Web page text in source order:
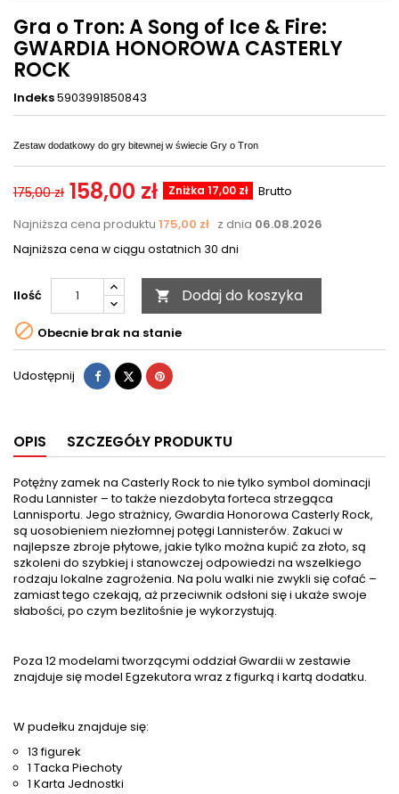
Gra o Tron: A Song of Ice & Fire:
GWARDIA HONOROWA CASTERLY
ROCK
Indeks5903991850843
Zestaw dodatkowy do gry bitewnej w świecie Gry o Tron
175,00 zł 158,00 zł Zniżka 17,00 zł
Brutto
Najniższa cena produktu 175,00 zł z dnia 06.08.2026
Najniższa cena w ciągu ostatnich 30 dni
Ilość  Dodaj do koszyka
 Obecnie brak na stanie
Udostępnij Udostępnij
TweetujPinterest
OPIS SZCZEGÓŁY PRODUKTU
Potężny zamek na Casterly Rock to nie tylko symbol dominacji
Rodu Lannister – to także niezdobyta forteca strzegąca
Lannisportu. Jego strażnicy, Gwardia Honorowa Casterly Rock,
są uosobieniem niezłomnej potęgi Lannisterów. Zakuci w
najlepsze zbroje płytowe, jakie tylko można kupić za złoto, są
szkoleni do szybkiej i stanowczej odpowiedzi na wszelkiego
rodzaju lokalne zagrożenia. Na polu walki nie zwykli się cofać –
zamiast tego czekają, aż przeciwnik odsłoni się i ukaże swoje
słabości, po czym bezlitośnie je wykorzystują.
Poza 12 modelami tworzącymi oddział Gwardii w zestawie
znajduje się model Egzekutora wraz z figurką i kartą dodatku.
W pudełku znajduje się:
13 figurek
1 Tacka Piechoty
1 Karta Jednostki